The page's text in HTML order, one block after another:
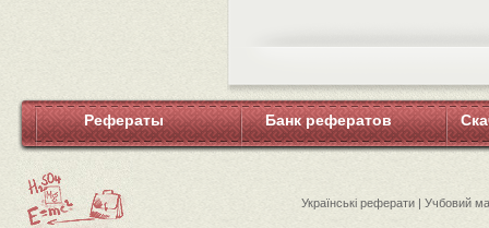
Рефераты Банк рефератов
Українські реферати | Учбовий